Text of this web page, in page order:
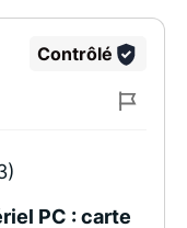
Contrôlé
PC : carte